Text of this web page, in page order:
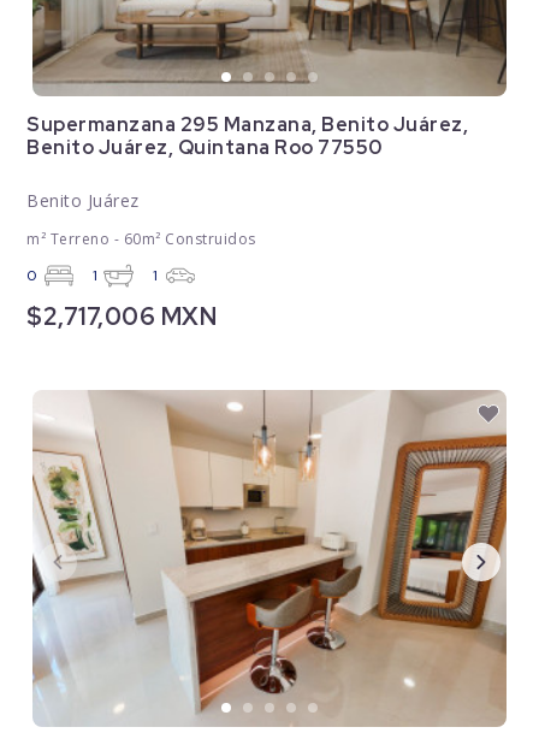
Supermanzana 295 Manzana, Benito Juárez,
Benito Juárez, Quintana Roo 77550
Benito Juárez
m² Terreno - 60m² Construidos
0 1 1
$2,717,006 MXN